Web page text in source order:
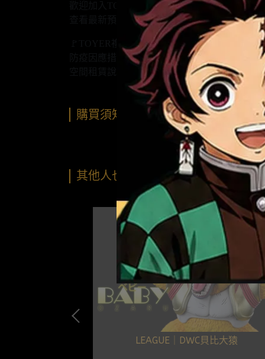
歡迎加入TOYER社群：https://reurl.cc/KxyLxR
查看最新預購商品：https://reurl.cc/E2qL2A
🚩TOYER複合式展間《玩具給庫》
防疫因應措施：https://reurl.cc/L0vZRL
空間租賃說明：https://reurl.cc/kV43Zq
購買須知
其他人也看了…
LEAGUE｜DWC貝比大猿